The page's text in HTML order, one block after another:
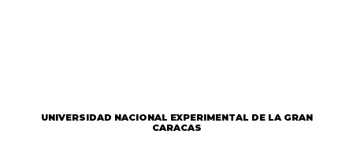
UNIVERSIDAD NACIONAL EXPERIMENTAL DE LA GRAN
CARACAS